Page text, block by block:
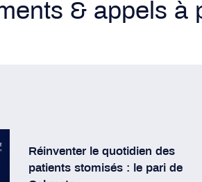
& appels à
Réinventer le quotidien des
patients stomisés : le pari de